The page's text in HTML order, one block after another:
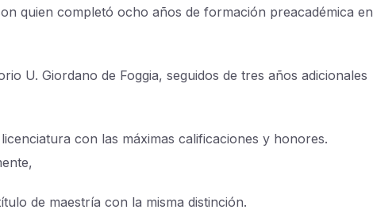
quien completó ocho años de formación preacadémica en
U. Giordano de Foggia, seguidos de tres años adicionales
con las máximas calificaciones y honores.
de maestría con la misma distinción.